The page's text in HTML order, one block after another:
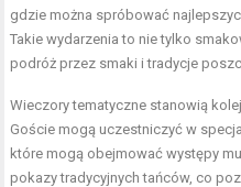
gdzie można spróbować
Takie wydarzenia to nie tylko
podróż przez smaki i tradycje
Wieczory tematyczne stanowią
Goście mogą uczestniczyć w
które mogą obejmować występy
pokazy tradycyjnych tańców, co